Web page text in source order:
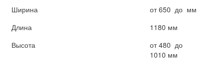
Ширина
от 650 до мм
Длина
1180 мм
Высота
от 480 до
1010 мм